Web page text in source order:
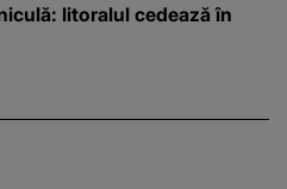
litoralul cedează în